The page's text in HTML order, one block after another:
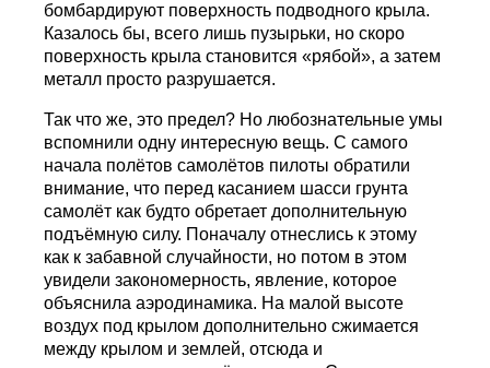
бомбардируют поверхность подводного крыла.
Казалось бы, всего лишь пузырьки, но скоро
поверхность крыла становится «рябой», а затем
металл просто разрушается.
Так что же, это предел? Но любознательные умы
вспомнили одну интересную вещь. С самого
начала полётов самолётов пилоты обратили
внимание, что перед касанием шасси грунта
самолёт как будто обретает дополнительную
подъёмную силу. Поначалу отнеслись к этому
как к забавной случайности, но потом в этом
увидели закономерность, явление, которое
объяснила аэродинамика. На малой высоте
воздух под крылом дополнительно сжимается
между крылом и землей, отсюда и